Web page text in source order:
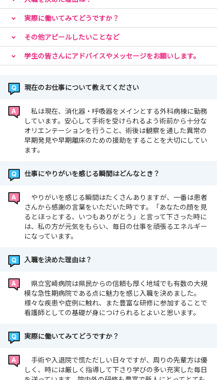
実際に働いてみてどうですか？
その他アピールしたいことなど
学生の皆さんにアドバイスやメッセージをお願いします。
現在のお仕事について教えてください
私は現在、消化器・呼吸器をメインとする外科病棟に勤務
しています。安心して手術を受けられるよう術前から十分な
オリエンテーションを行うこと、術後は観察を通した異常の
早期発見や早期離床のための援助をすることを大切にしてい
ます。
仕事にやりがいを感じる瞬間はどんなとき？
やりがいを感じる瞬間はたくさんありますが、一番は患者
さんから感謝の言葉をいただいた時です。「あなたの顔を見
るとほっとする、いつもありがとう」と言って下さった時に
は、私の方が元気をもらい、毎日の仕事を頑張るエネルギー
になっています。
入職を決めた理由は？
県立宮崎病院は県民からの信頼も厚く地域でも有数の大規
模な急性期病院である点に魅力を感じ入職を決めました。
様々な疾患や症例に触れ、また豊富な研修に参加することで
看護師としての基礎が身につけられるとよいと思います。
実際に働いてみてどうですか？
手術や入退院で慌ただしい日々ですが、周りの先輩方は優
しく、時には厳しく指導して下さり学びの多い充実した毎日